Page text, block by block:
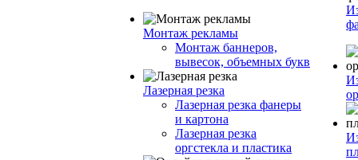
Монтаж рекламы
Монтаж баннеров,
вывесок, объемных букв
Лазерная резка
Лазерная резка фанеры
и картона
Лазерная резка
оргстекла и пластика